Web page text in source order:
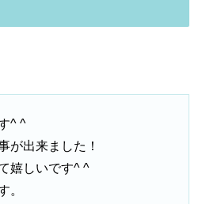
^ ^
が出来ました！
嬉しいです^ ^
。